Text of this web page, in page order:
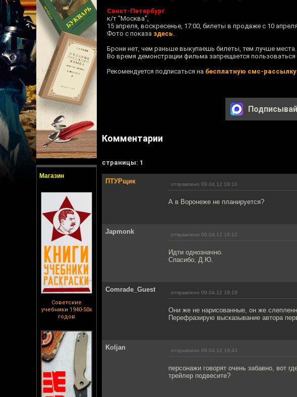
Магазин
Советские
учебники 1940-50х
годов
Санкт-Петербург
к/т "Москва",
15 апреля, воскресенье, 17:00, билеты в продаже с 10
Фото с показа здесь.
Брони нет, чем раньше выкупаешь билеты, тем лучше места.
Во время демонстрации фильма запрещается
Рекомендуется подписаться на бесплатную смс-рассылку
Комментарии
cтраницы: 1
ПТУРщик отправлено 09.04.12 18:10
А в Воронеже не планируется?
Japmonk отправлено 09.04.12 18:12
Идти однозначно.
Спасибо, Д.Ю.
Comrade_Guest отправлено 09.04.12 18:19
Они же не нарисованные, он же
Перефразирую высказывание автора
Koljan отправлено 09.04.12 18:43
персонажи говорят очень забавно, вот
трейлер подвесите?